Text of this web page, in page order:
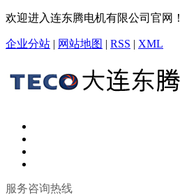
欢迎进入连东腾电机有限公司官网！
企业分站 | 网站地图 | RSS | XML
服务咨询热线